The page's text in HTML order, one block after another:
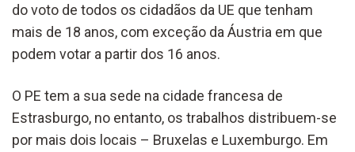
do voto de todos os cidadãos da UE que tenham
mais de 18 anos, com exceção da Áustria em que
podem votar a partir dos 16 anos.
O PE tem a sua sede na cidade francesa de
Estrasburgo, no entanto, os trabalhos distribuem-se
por mais dois locais – Bruxelas e Luxemburgo. Em